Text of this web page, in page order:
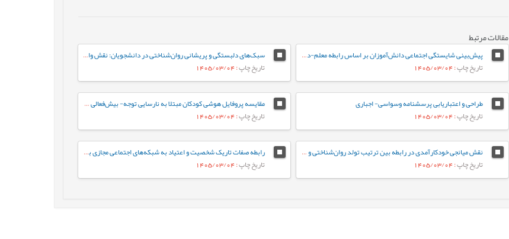
مقالات مرتبط
پیش‌بینی شایستگی اجتماعی دانش‌آموزان بر اساس رابطه معلم-دانش‌آموز و احساس تعلق به مدرسه: نقش واسطه‌ای تنظیم رفتاری هیجان
تاریخ چاپ: 1405/03/04
سبک‌های دلبستگی و پریشانی روان‌شناختی در دانشجویان: نقش واسطه‌ای تنظیم هیجان بین فردی
تاریخ چاپ: 1405/03/04
طراحی و اعتباریابی پرسشنامه وسواسی- اجباری
تاریخ چاپ: 1405/03/04
مقایسه پروفایل هوشی کودکان مبتلا به نارسایی توجه- بیش‌فعالی با کودکان عادی براساس شاخص‌های جانبی و مکمل آزمون WISC-V
تاریخ چاپ: 1405/03/04
نقش میانجی خودکارآمدی در رابطه‌ بین ترتیب تولد روان‌شناختی و جوخانواده با رفتارهای جامعه پسند در دانشجویان
تاریخ چاپ: 1405/03/04
رابطه صفات تاریک شخصیت و اعتیاد به شبکه‌های اجتماعی مجازی با نقش میانجی سبک‌های مقابله‌ای
تاریخ چاپ: 1405/03/04